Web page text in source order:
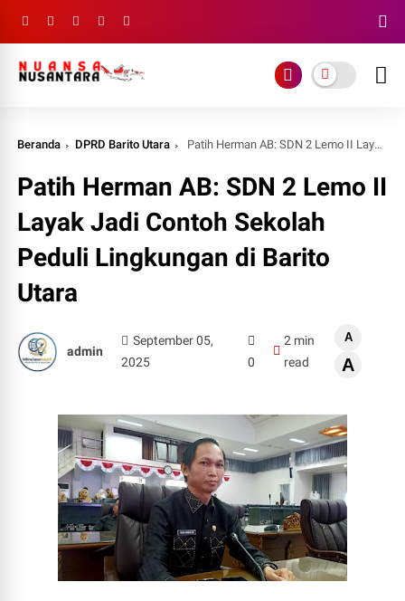
Beranda DPRD Barito Utara Patih Herman AB: SDN 2 Lemo II Layak Jadi Contoh Sekolah Peduli Lingkungan di Barito Utara
Patih Herman AB: SDN 2 Lemo II
Layak Jadi Contoh Sekolah
Peduli Lingkungan di Barito
Utara
admin
September 05,
2025
0
2 min
read
A
A